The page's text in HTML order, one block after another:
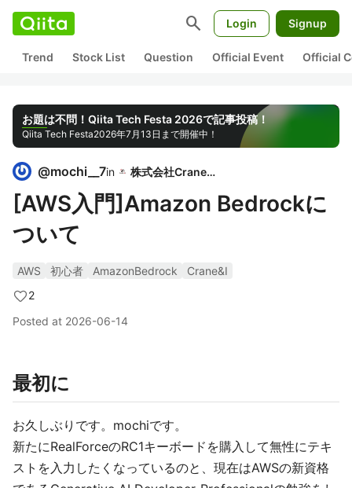
search Login Signup
Trend Stock List Question Official Event Official
お題は不問！Qiita Tech Festa 2026で記事投稿！
Qiita Tech Festa2026年7月13日まで開催中！
@mochi__7in 株式会社Crane＆I
[AWS入門]Amazon Bedrockに
ついて
AWS 初心者 AmazonBedrock
Crane&I
2
Posted at 2026-06-14
最初に
お久しぶりです。mochiです。
新たにRealForceのRC1キーボードを購入して無性にテキ
ストを入力したくなっているのと、現在はAWSの新資格